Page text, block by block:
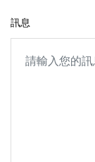
訊息